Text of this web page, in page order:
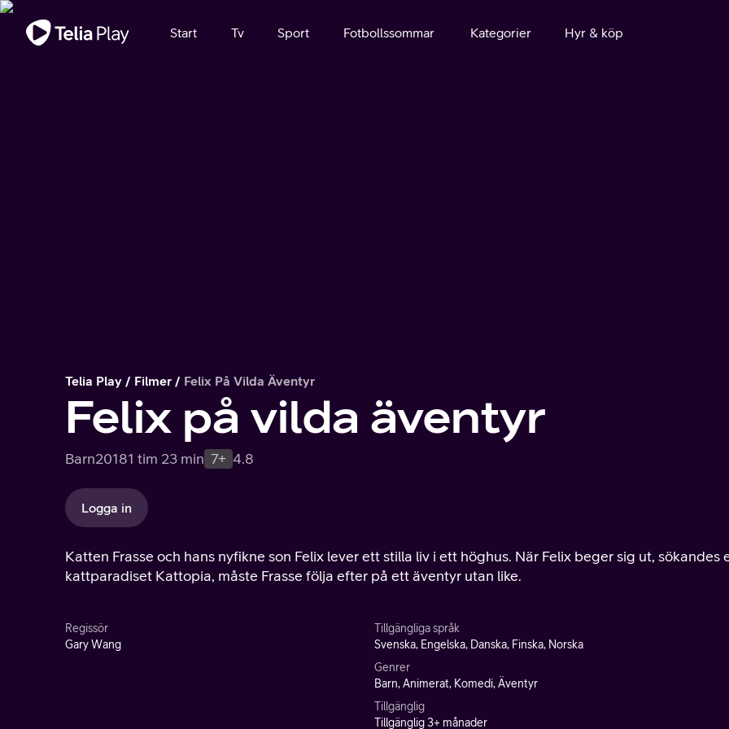
Viktigt meddelande
Start Tv Sport Fotbollssommar Kategorier Hyr & köp
Telia Play Filmer Felix På Vilda Äventyr
Felix på vilda äventyr
Barn20181 tim 23 min 7+ 4.8
Logga in
Katten Frasse och hans nyfikne son Felix lever ett stilla liv i ett höghus. När Felix beger sig ut, sökandes
kattparadiset Kattopia, måste Frasse följa efter på ett äventyr utan like.
Regissör
Gary Wang
Tillgängliga språk
Svenska, Engelska, Danska, Finska, Norska
Genrer
Barn, Animerat, Komedi, Äventyr
Tillgänglig
Tillgänglig 3+ månader